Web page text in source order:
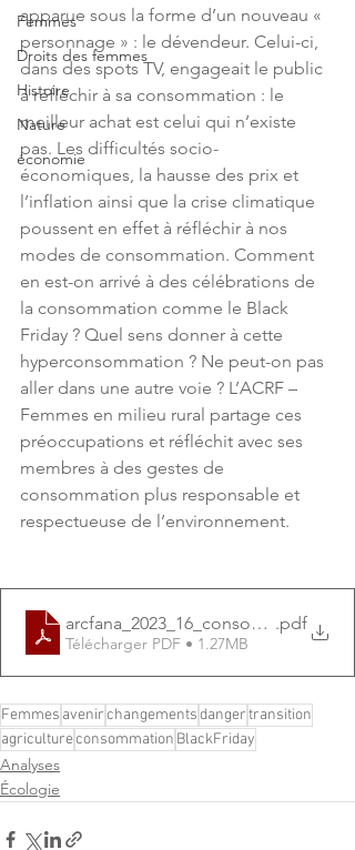
Femmes
Droits des femmes
Histoire
Nature
économie
apparue sous la forme d’un nouveau «
personnage » : le dévendeur. Celui-ci,
dans des spots TV, engageait le public
à réfléchir à sa consommation : le
meilleur achat est celui qui n’existe
pas. Les difficultés socio-
économiques, la hausse des prix et
l’inflation ainsi que la crise climatique
poussent en effet à réfléchir à nos
modes de consommation. Comment
en est-on arrivé à des célébrations de
la consommation comme le Black
Friday ? Quel sens donner à cette
hyperconsommation ? Ne peut-on pas
aller dans une autre voie ? L’ACRF –
Femmes en milieu rural partage ces
préoccupations et réfléchit avec ses
membres à des gestes de
consommation plus responsable et
respectueuse de l’environnement.
arcfana_2023_16_conso_MM.pdf
Télécharger PDF • 1.27MB
Femmes avenirchangementsdangertransition
agricultureconsommation BlackFriday
Analyses
Écologie